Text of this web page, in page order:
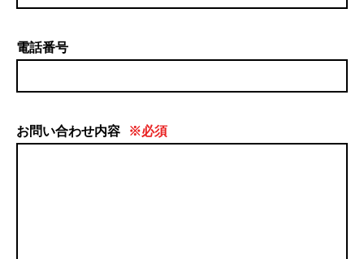
電話番号
お問い合わせ内容 ※必須